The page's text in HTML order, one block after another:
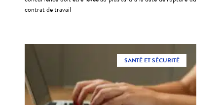
contrat de travail
SANTÉ ET SÉCURITÉ